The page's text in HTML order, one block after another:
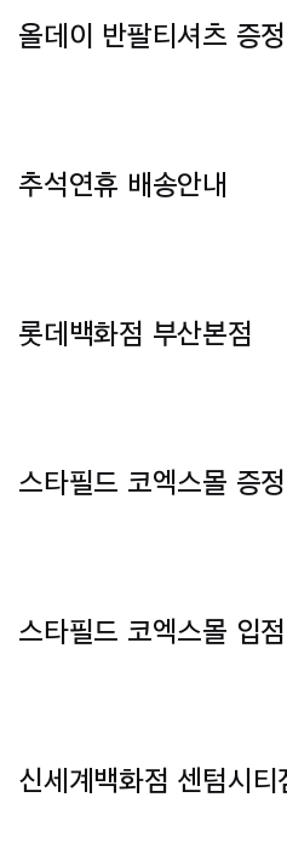
올데이 반팔티셔츠 증
추석연휴 배송안내
롯데백화점 부산본점
스타필드 코엑스몰 증
스타필드 코엑스몰 입점
신세계백화점 센텀시티